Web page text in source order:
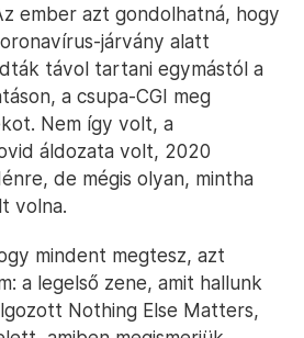
ember azt gondolhatná, hogy
járvány alatt
távol tartani egymástól a
a csupa-CGI meg
Nem így volt, a
áldozata volt, 2020
de mégis olyan, mintha
volna.
mindent megtesz, azt
a legelső zene, amit hallunk
Nothing Else Matters,